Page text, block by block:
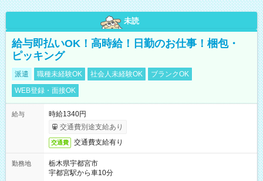
未読
給与即払いOK！高時給！日勤のお仕事！梱包・
ピッキング
派遣 職種未経験OK 社会人未経験OK
ブランクOK
WEB登録・面接OK
給与
時給1340円
交通費別途支給あり
交通費 交通費支給有り
勤務地
栃木県宇都宮市
宇都宮駅から車10分